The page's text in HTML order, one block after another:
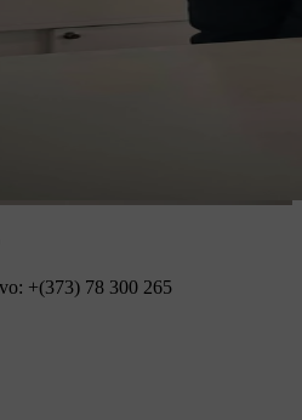
+(373) 78 300 265